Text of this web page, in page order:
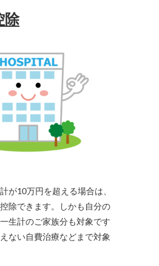
除
が10万円を超える場合は、
除できます。しかも自分の
生計のご家族分も対象です
ない自費治療などまで対象